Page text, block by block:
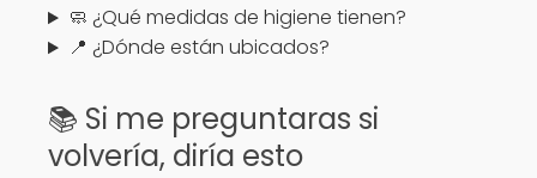
🧼 ¿Qué medidas de higiene tienen?
📍 ¿Dónde están ubicados?
📚 Si me preguntaras si
volvería, diría esto